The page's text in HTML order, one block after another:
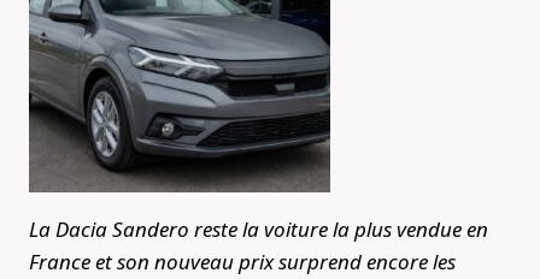
La Dacia Sandero reste la voiture la plus vendue en
France et son nouveau prix surprend encore les